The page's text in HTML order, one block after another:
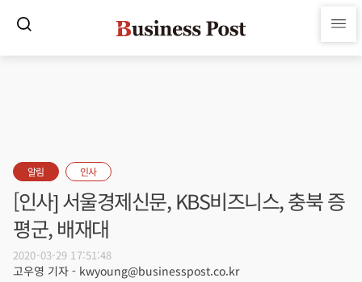
알림 인사
[인사] 서울경제신문, KBS비즈니스, 충북 증
평군, 배재대
2020-03-29 17:51:48
고우영 기자 - kwyoung@businesspost.co.kr